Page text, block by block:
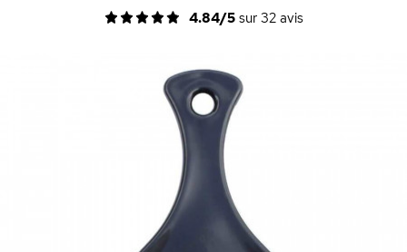
4.84/5sur 32avis